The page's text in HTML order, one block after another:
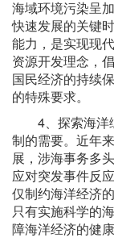
海域环境污染呈
快速发展的关键
能力，是实现现
资源开发理念，
国民经济的持续
的特殊要求。
4、探索海洋
制的需要。近年
展，涉海事务多
应对突发事件反
仅制约海洋经济
只有实施科学的
障海洋经济的健康